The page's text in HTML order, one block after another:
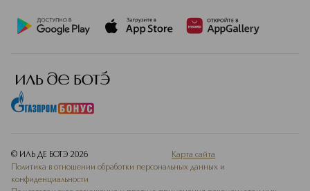
© ИЛЬ ДЕ БОТЭ 2026
Карта сайта
Политика в отношении обработки персональных данных и
конфиденциальности